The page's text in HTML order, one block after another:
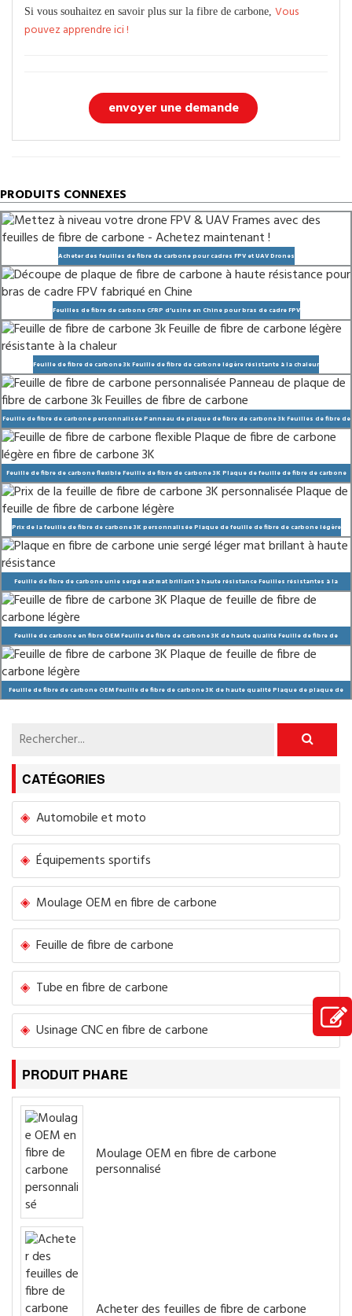
Si vous souhaitez en savoir plus sur la fibre de carbone, Vous
pouvez apprendre ici !
envoyer une demande
PRODUITS CONNEXES
Acheter des feuilles de fibre de carbone pour cadres FPV et UAV Drones
Feuilles de fibre de carbone CFRP d’usine en Chine pour bras de cadre FPV
Feuille de fibre de carbone 3k Feuille de fibre de carbone légère résistante à la chaleur
Feuille de fibre de carbone personnalisée Panneau de plaque de fibre de carbone 3k Feuilles de fibre de
carbone
Feuille de fibre de carbone flexible Feuille de fibre de carbone 3K Plaque de feuille de fibre de carbone
légère
Prix de la feuille de fibre de carbone 3K personnalisée Plaque de feuille de fibre de carbone légère
Feuille de fibre de carbone unie sergé mat mat brillant à haute résistance Feuilles résistantes à la
chaleur Plaque de fibre de carbone Decrbon
Feuille de carbone en fibre OEM Feuille de fibre de carbone 3K de haute qualité Feuille de fibre de
carbone de couleur légère
Feuille de fibre de carbone OEM Feuille de fibre de carbone 3K de haute qualité Plaque de plaque de
CATÉGORIES
Automobile et moto
Équipements sportifs
Moulage OEM en fibre de carbone
Feuille de fibre de carbone
Tube en fibre de carbone
Usinage CNC en fibre de carbone
PRODUIT PHARE
Moulage OEM en fibre de carbone
personnalisé
Acheter des feuilles de fibre de carbone